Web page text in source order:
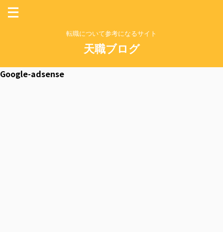
転職について参考になるサイト
天職ブログ
Google-adsense